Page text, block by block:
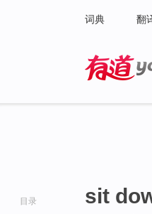
词典 翻
目录 sit